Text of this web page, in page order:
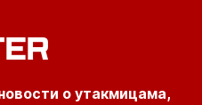
о утакмицама,